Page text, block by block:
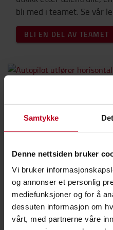
Samtykke
Denne nettsiden bruker
Vi bruker
og annonser et personlig
mediefunksjoner og for å
dessuten informasjon om
vårt, med partnerne våre
bli med i teamet. Se vår
BLI EN DEL AV TEAMET
Gjennom vårt utvalg av